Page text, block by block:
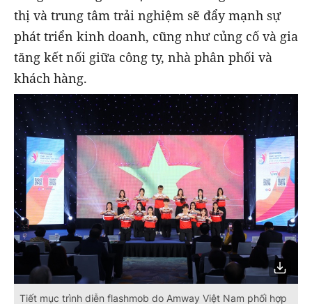
thị và trung tâm trải nghiệm sẽ đẩy mạnh sự
phát triển kinh doanh, cũng như củng cố và gia
tăng kết nối giữa công ty, nhà phân phối và
khách hàng.
Tiết mục trình diễn flashmob do Amway Việt Nam phối hợp